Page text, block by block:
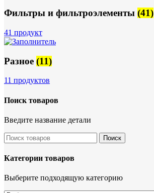
Фильтры и фильтроэлементы (41)
41 продукт
Разное (11)
11 продуктов
Поиск товаров
Введите название детали
Поиск
Категории товаров
Выберите подходящую категорию